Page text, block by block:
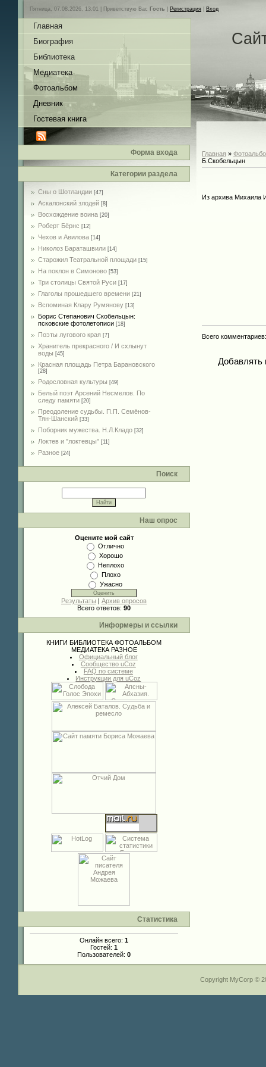
Пятница, 07.08.2026, 13:01 | Приветствую Вас Гость Регистрация Вход
Главная
Биография
Библиотека
Медиатека
Фотоальбом
Дневник
Гостевая книга
Форма входа
Категории раздела
Сны о Шотландии [47]
Аскалонский злодей [8]
Восхождение воина [20]
Роберт Бёрнс [12]
Чехов и Авилова [14]
Николоз Бараташвили [14]
Cтарожил Театральной площади [15]
На поклон в Симоново [53]
Три столицы Святой Руси [17]
Глаголы прошедшего времени [21]
Вспоминая Клару Румянову [13]
Борис Степанович Скобельцын:
псковские фотолетописи [18]
Поэты лугового края [7]
Хранитель прекрасного / И схлынут
воды [45]
Красная площадь Петра Барановского
[28]
Родословная культуры [49]
Белый поэт Арсений Несмелов. По
следу памяти [20]
Преодоление судьбы. П.П. Семёнов-
Тян-Шанский [33]
Поборник мужества. Н.Л.Кладо [32]
Локтев и "локтевцы" [11]
Разное [24]
Поиск
Наш опрос
Оцените мой сайт
Отлично
Хорошо
Неплохо
Плохо
Ужасно
Результаты | Архив опросов
Всего ответов: 90
Информеры и ссылки
КНИГИ БИБЛИОТЕКА ФОТОАЛЬБОМ
МЕДИАТЕКА РАЗНОЕ
Официальный блог
Сообщество uCoz
FAQ по системе
Инструкции для uCoz
Статистика
Онлайн всего: 1
Гостей: 1
Пользователей: 0
Главная »
Б.Скобельцын
Из архива Михаила
Всего комментариев
Добавлять
Copyright MyCorp ©